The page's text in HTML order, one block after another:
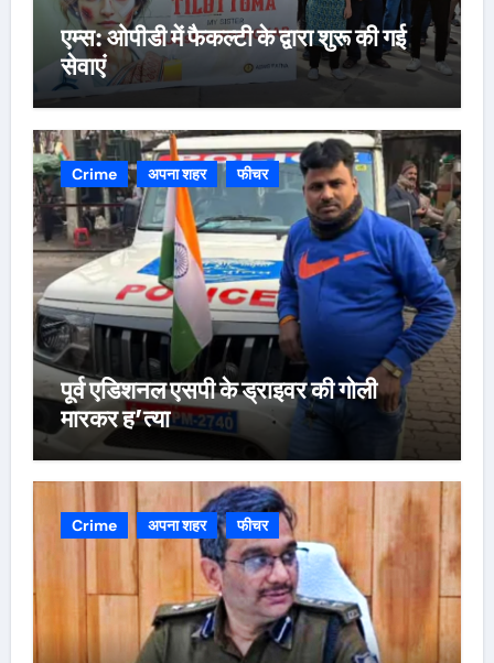
एम्स: ओपीडी में फैकल्टी के द्वारा शुरू की गई
सेवाएं
Crime अपना शहर फीचर
पूर्व एडिशनल एसपी के ड्राइवर की गोली
मारकर ह’त्या
Crime अपना शहर फीचर